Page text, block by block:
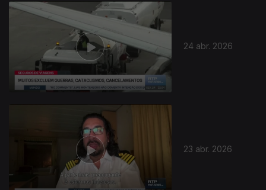
24 abr. 2026
23 abr. 2026